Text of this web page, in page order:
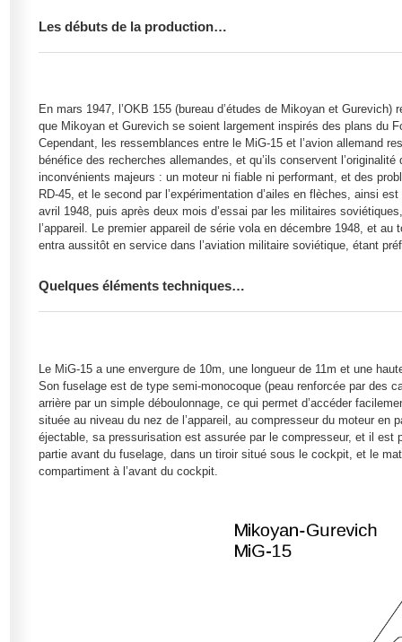
Les débuts de la production…
En mars 1947, l’OKB 155 (bureau d’études de Mikoyan et
que Mikoyan et Gurevich se soient largement inspirés des plans du
Cependant, les ressemblances entre le MiG-15 et l’avion allemand
bénéfice des recherches allemandes, et qu’ils conservent
inconvénients majeurs : un moteur ni fiable ni performant, et des
RD-45, et le second par l’expérimentation d’ailes en flèches, ainsi
avril 1948, puis après deux mois d’essai par les militaires
l’appareil. Le premier appareil de série vola en décembre 1948, et
entra aussitôt en service dans l’aviation militaire soviétique, étant
Quelques éléments techniques…
Le MiG-15 a une envergure de 10m, une longueur de 11m et une
Son fuselage est de type semi-monocoque (peau renforcée par des
arrière par un simple déboulonnage, ce qui permet d’accéder
située au niveau du nez de l’appareil, au compresseur du moteur en
éjectable, sa pressurisation est assurée par le compresseur, et il
partie avant du fuselage, dans un tiroir situé sous le cockpit, et le
compartiment à l’avant du cockpit.